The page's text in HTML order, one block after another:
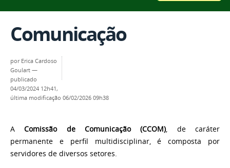
Comunicação
por Erica Cardoso
Goulart —
publicado
04/03/2024 12h41,
última modificação 06/02/2026 09h38
AComissão de Comunicação (CCOM), de caráter
permanente e perfil multidisciplinar, é composta por
servidores de diversos setores.